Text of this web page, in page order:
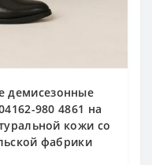
демисезонные
980 4861 на
кожи со
фабрики